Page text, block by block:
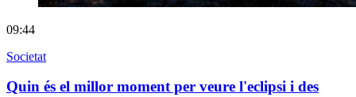
09:44
Societat
Quin és el millor moment per veure l'eclipsi i des